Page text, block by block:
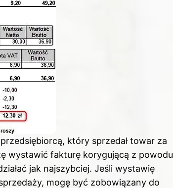
który sprzedał towar za
wystawić fakturę korygującą z powodu
jak najszybciej. Jeśli wystawię
mogę być zobowiązany do